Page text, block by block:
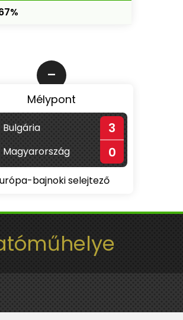
-
Mélypont
Bulgária 3
Magyarország 0
bajnoki selejtező